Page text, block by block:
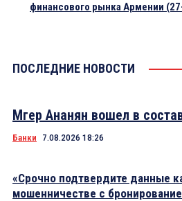
финансового рынка Армении
ПОСЛЕДНИЕ НОВОСТИ
Мгер Ананян вошел в
Банки 7.08.2026 18:26
«Срочно подтвердите данные
мошенничестве с